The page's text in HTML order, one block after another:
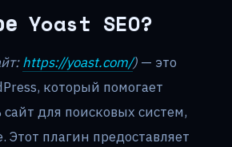
Yoast SEO?
https://yoast.com/) — это
который помогает
для поисковых систем,
Этот плагин предоставляет